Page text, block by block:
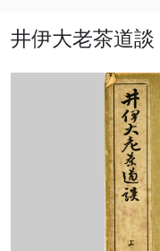
井伊大老茶道